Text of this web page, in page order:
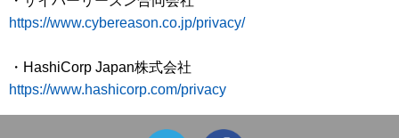
https://www.cybereason.co.jp/privacy/
・HashiCorp Japan株式会社
https://www.hashicorp.com/privacy